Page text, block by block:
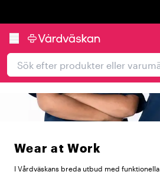
Wear at Work
I Vårdväskans breda utbud med funktionella